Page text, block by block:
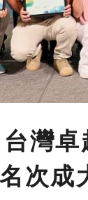
灣
次成